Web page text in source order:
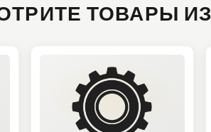
ТОВАРЫ